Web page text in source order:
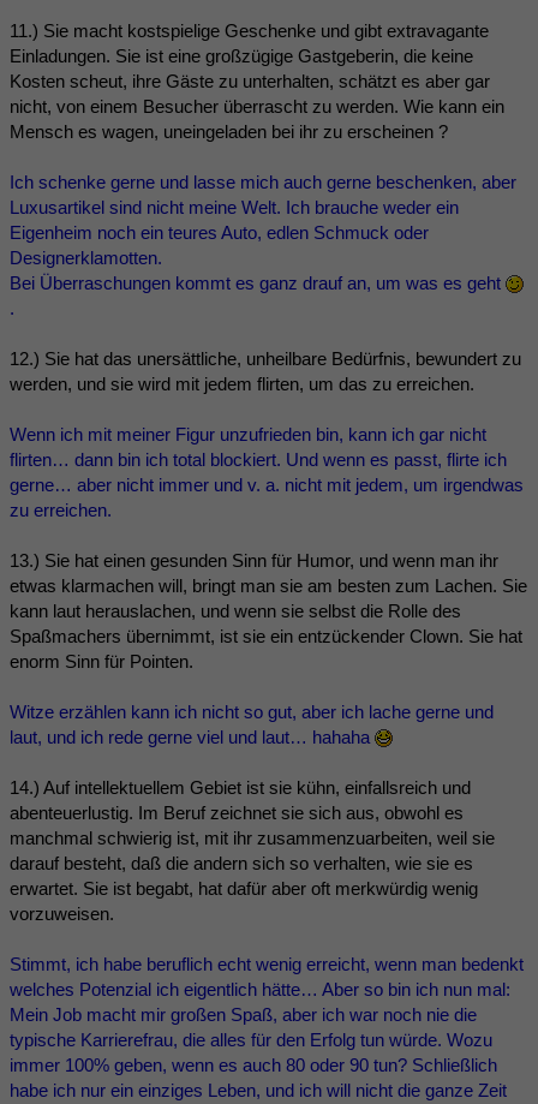
11.) Sie macht kostspielige Geschenke und gibt extravagante
Einladungen. Sie ist eine großzügige Gastgeberin, die keine
Kosten scheut, ihre Gäste zu unterhalten, schätzt es aber gar
nicht, von einem Besucher überrascht zu werden. Wie kann ein
Mensch es wagen, uneingeladen bei ihr zu erscheinen ?
Ich schenke gerne und lasse mich auch gerne beschenken, aber
Luxusartikel sind nicht meine Welt. Ich brauche weder ein
Eigenheim noch ein teures Auto, edlen Schmuck oder
Designerklamotten.
Bei Überraschungen kommt es ganz drauf an, um was es geht
.
12.) Sie hat das unersättliche, unheilbare Bedürfnis, bewundert zu
werden, und sie wird mit jedem flirten, um das zu erreichen.
Wenn ich mit meiner Figur unzufrieden bin, kann ich gar nicht
flirten… dann bin ich total blockiert. Und wenn es passt, flirte ich
gerne… aber nicht immer und v. a. nicht mit jedem, um irgendwas
zu erreichen.
13.) Sie hat einen gesunden Sinn für Humor, und wenn man ihr
etwas klarmachen will, bringt man sie am besten zum Lachen. Sie
kann laut herauslachen, und wenn sie selbst die Rolle des
Spaßmachers übernimmt, ist sie ein entzückender Clown. Sie hat
enorm Sinn für Pointen.
Witze erzählen kann ich nicht so gut, aber ich lache gerne und
laut, und ich rede gerne viel und laut… hahaha
14.) Auf intellektuellem Gebiet ist sie kühn, einfallsreich und
abenteuerlustig. Im Beruf zeichnet sie sich aus, obwohl es
manchmal schwierig ist, mit ihr zusammenzuarbeiten, weil sie
darauf besteht, daß die andern sich so verhalten, wie sie es
erwartet. Sie ist begabt, hat dafür aber oft merkwürdig wenig
vorzuweisen.
Stimmt, ich habe beruflich echt wenig erreicht, wenn man bedenkt
welches Potenzial ich eigentlich hätte… Aber so bin ich nun mal:
Mein Job macht mir großen Spaß, aber ich war noch nie die
typische Karrierefrau, die alles für den Erfolg tun würde. Wozu
immer 100% geben, wenn es auch 80 oder 90 tun? Schließlich
habe ich nur ein einziges Leben, und ich will nicht die ganze Zeit